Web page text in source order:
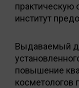
практическую
институт
Выдаваемый
повышение
косметологов